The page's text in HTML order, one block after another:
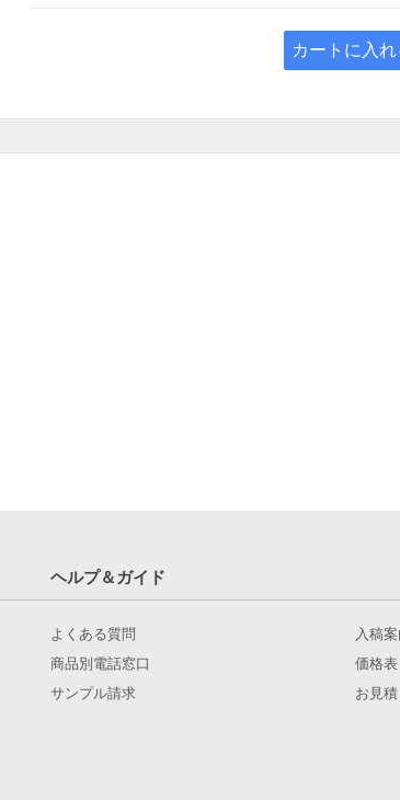
カートに入れ
ヘルプ＆ガイド
よくある質問
商品別電話窓口
サンプル請求
入稿案
価格表
お見積